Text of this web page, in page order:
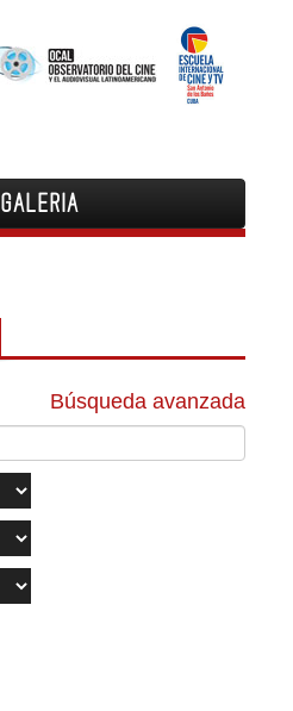
GALERIA
Búsqueda avanzada